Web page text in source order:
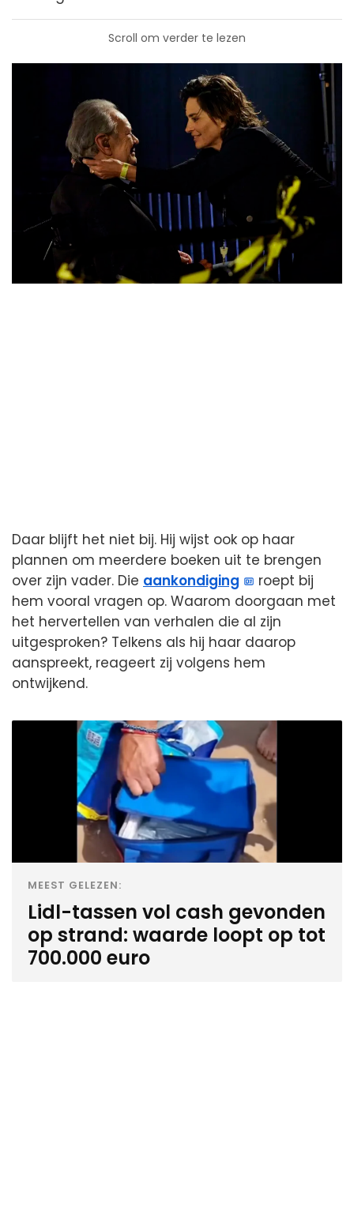
Scroll om verder te lezen
Daar blijft het niet bij. Hij wijst ook op haar
plannen om meerdere boeken uit te brengen
over zijn vader. Die aankondiging
roept bij
hem vooral vragen op. Waarom doorgaan met
het hervertellen van verhalen die al zijn
uitgesproken? Telkens als hij haar daarop
aanspreekt, reageert zij volgens hem
ontwijkend.
MEEST GELEZEN:
Lidl-tassen vol cash gevonden
op strand: waarde loopt op tot
700.000 euro